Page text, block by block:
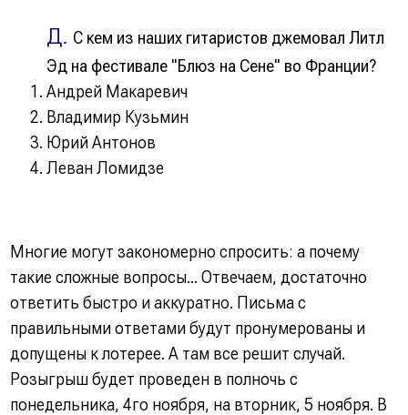
Д. С кем из нашихгитаристов джемовал Литл
Эд на фестивале "Блюз на Сене" во Франции?
Андрей Макаревич
Владимир Кузьмин
Юрий Антонов
Леван Ломидзе
Многие могут закономерно спросить: а почему
такие сложные вопросы... Отвечаем, достаточно
ответить быстро и аккуратно. Письма с
правильными ответами будут пронумерованы и
допущены к лотерее. А там все решит случай.
Розыгрыш будет проведен в полночь с
понедельника, 4го ноября, на вторник, 5 ноября. В